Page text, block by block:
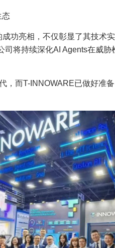
态
功亮相，不仅彰显了其技术
司将持续深化AI Agents在威
，而T-INNOWARE已做好准